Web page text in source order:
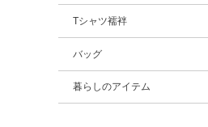
Tシャツ襦袢
バッグ
暮らしのアイテム